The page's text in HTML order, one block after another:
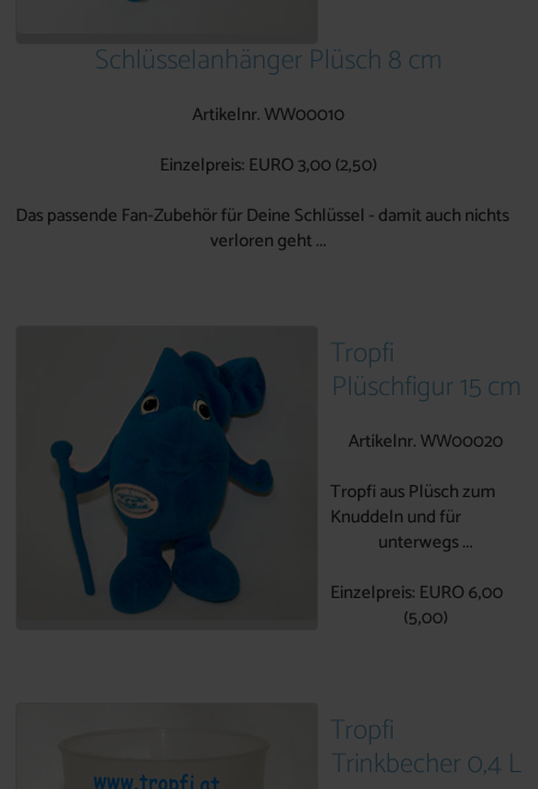
Schlüsselanhänger Plüsch 8 cm
Artikelnr. WW00010
Einzelpreis: EURO 3,00 (2,50)
Das passende Fan-Zubehör für Deine Schlüssel - damit auch nichts
verloren geht ...
Tropfi
Plüschfigur 15 cm
Artikelnr. WW00020
Tropfi aus Plüsch zum
Knuddeln und für
unterwegs ...
Einzelpreis: EURO 6,00
(5,00)
Tropfi
Trinkbecher 0,4 L